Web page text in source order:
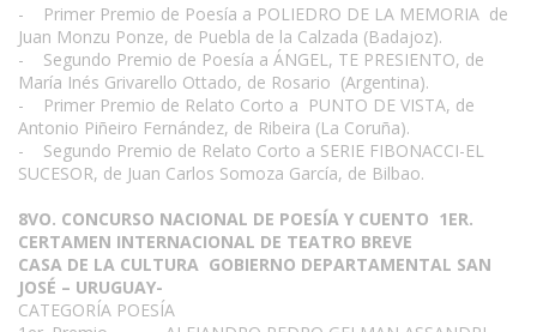
- Primer Premio de Poesía a POLIEDRO DE LA MEMORIA de
Juan Monzu Ponze, de Puebla de la Calzada (Badajoz).
- Segundo Premio de Poesía a ÁNGEL, TE PRESIENTO, de
María Inés Grivarello Ottado, de Rosario (Argentina).
- Primer Premio de Relato Corto a PUNTO DE VISTA, de
Antonio Piñeiro Fernández, de Ribeira (La Coruña).
- Segundo Premio de Relato Corto a SERIE FIBONACCI-EL
SUCESOR, de Juan Carlos Somoza García, de Bilbao.
8VO. CONCURSO NACIONAL DE POESÍA Y CUENTO 1ER.
CERTAMEN INTERNACIONAL DE TEATRO BREVE
CASA DE LA CULTURA GOBIERNO DEPARTAMENTAL SAN
JOSÉ – URUGUAY-
CATEGORÍA POESÍA